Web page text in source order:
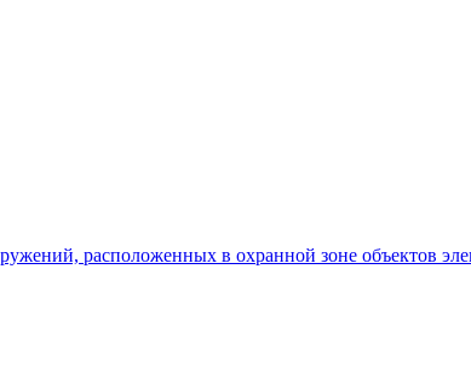
расположенных в охранной зоне объектов